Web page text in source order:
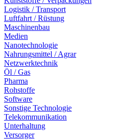
Logistik / Transport
Luftfahrt / Rüstung
Maschinenbau
Medien
Nanotechnologie
Nahrungsmittel / Agrar
Netzwerktechnik
Öl / Gas
Pharma
Rohstoffe
Software
Sonstige Technologie
Telekommunikation
Unterhaltung
Versorger